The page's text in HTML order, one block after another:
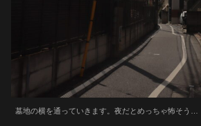
墓地の横を通っていきます。夜だとめっちゃ怖そう…